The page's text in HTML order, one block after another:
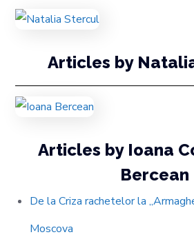
Articles by
Articles by Ioana
Bercean
De la Criza rachetelor la
Moscova